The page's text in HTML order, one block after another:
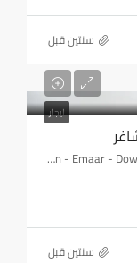
‏سنتين قبل
ايجار
BLVD Heights - Downtown - Emaar - Downtown Dubai - Dubai - United Arab Emirates
‏سنتين قبل